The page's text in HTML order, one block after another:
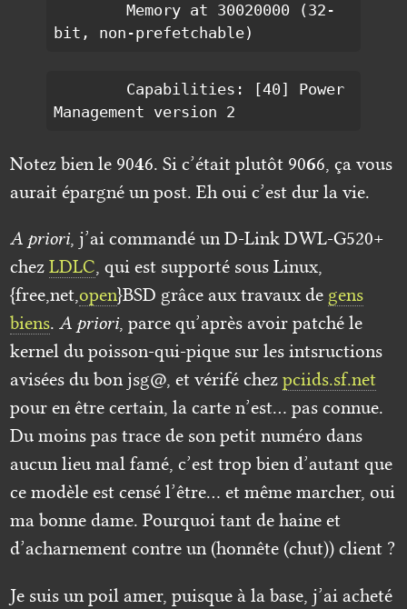
        Memory at 30020000 (32-
bit, non-prefetchable)
Management version 2
Notez bien le 9046. Si c’était plutôt 9066, ça vous
aurait épargné un post. Eh oui c’est dur la vie.
A priori, j’ai commandé un D-Link DWL-G520+
chezLDLC, qui est supporté sous Linux,
{free,net,open}BSD grâce aux travaux de gens
biens.A priori, parce qu’après avoir patché le
kernel du poisson-qui-pique sur les intsructions
avisées du bon jsg@, et vérifé chezpciids.sf.net
pour en être certain, la carte n’est… pas connue.
Du moins pas trace de son petit numéro dans
aucun lieu mal famé, c’est trop bien d’autant que
ce modèle est censé l’être… et même marcher, oui
ma bonne dame. Pourquoi tant de haine et
d’acharnement contre un (honnête (chut)) client ?
Je suis un poil amer, puisque à la base, j’ai acheté